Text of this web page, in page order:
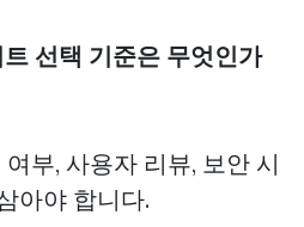
선택 기준은 무엇인가
부, 사용자 리뷰, 보안 시
아야 합니다.